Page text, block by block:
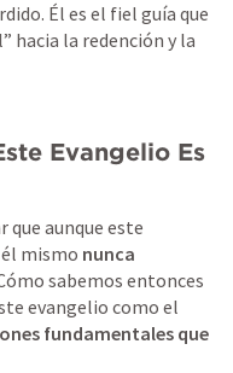
Él es el fiel guía que
hacia la redención y la
Evangelio Es
aunque este
mismo nunca
sabemos entonces
evangelio como el
fundamentales que